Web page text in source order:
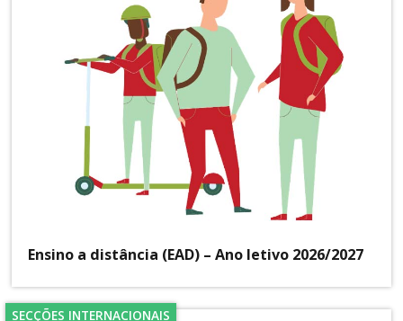
Ensino a distância (EAD) – Ano letivo 2026/2027
SECÇÕES INTERNACIONAIS